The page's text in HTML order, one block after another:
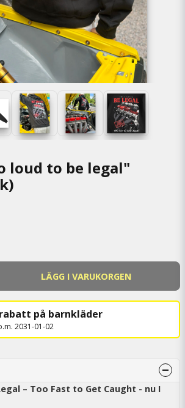
loud to be legal"
LÄGG I VARUKORGEN
på barnkläder
2031-01-02
– Too Fast to Get Caught - nu I